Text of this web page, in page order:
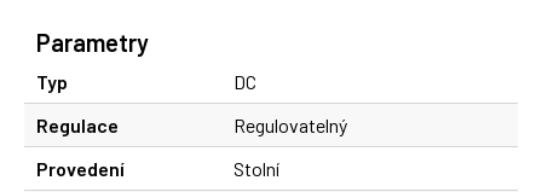
Parametry
Typ
DC
Regulace
Regulovatelný
Provedení
Stolní